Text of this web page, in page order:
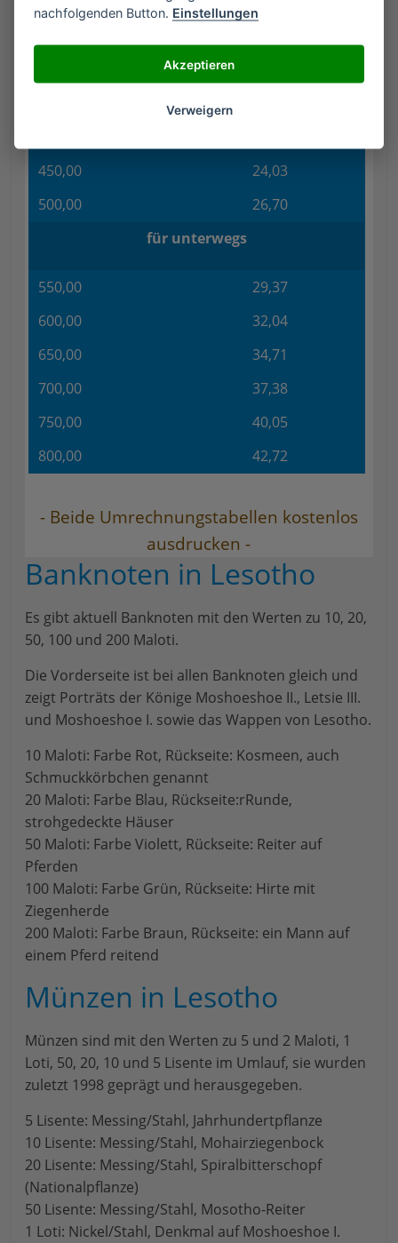
450,00
24,03
500,00
26,70
für unterwegs
550,00
29,37
600,00
32,04
650,00
34,71
700,00
37,38
750,00
40,05
800,00
42,72
- Beide Umrechnungstabellen kostenlos
ausdrucken -
Banknoten in Lesotho
Es gibt aktuell Banknoten mit den Werten zu 10, 20,
50, 100 und 200 Maloti.
Die Vorderseite ist bei allen Banknoten gleich und
zeigt Porträts der Könige Moshoeshoe II., Letsie III.
und Moshoeshoe I. sowie das Wappen von Lesotho.
10 Maloti: Farbe Rot, Rückseite: Kosmeen, auch
Schmuckkörbchen genannt
20 Maloti: Farbe Blau, Rückseite:rRunde,
strohgedeckte Häuser
50 Maloti: Farbe Violett, Rückseite: Reiter auf
Pferden
100 Maloti: Farbe Grün, Rückseite: Hirte mit
Ziegenherde
200 Maloti: Farbe Braun, Rückseite: ein Mann auf
einem Pferd reitend
Münzen in Lesotho
Münzen sind mit den Werten zu 5 und 2 Maloti, 1
Loti, 50, 20, 10 und 5 Lisente im Umlauf, sie wurden
zuletzt 1998 geprägt und herausgegeben.
5 Lisente: Messing/Stahl, Jahrhundertpflanze
10 Lisente: Messing/Stahl, Mohairziegenbock
20 Lisente: Messing/Stahl, Spiralbitterschopf
(Nationalpflanze)
50 Lisente: Messing/Stahl, Mosotho-Reiter
1 Loti: Nickel/Stahl, Denkmal auf Moshoeshoe I.
nachfolgenden Button. Einstellungen
Akzeptieren
Verweigern